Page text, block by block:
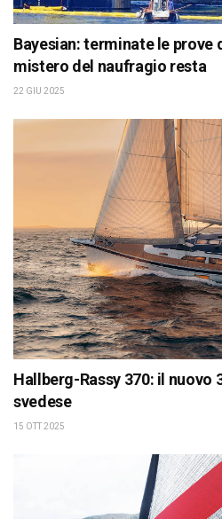
Bayesian: terminate le
mistero del naufragio resta
22 GIU 2025
Hallberg-Rassy 370: il nuovo
svedese
15 OTT 2025